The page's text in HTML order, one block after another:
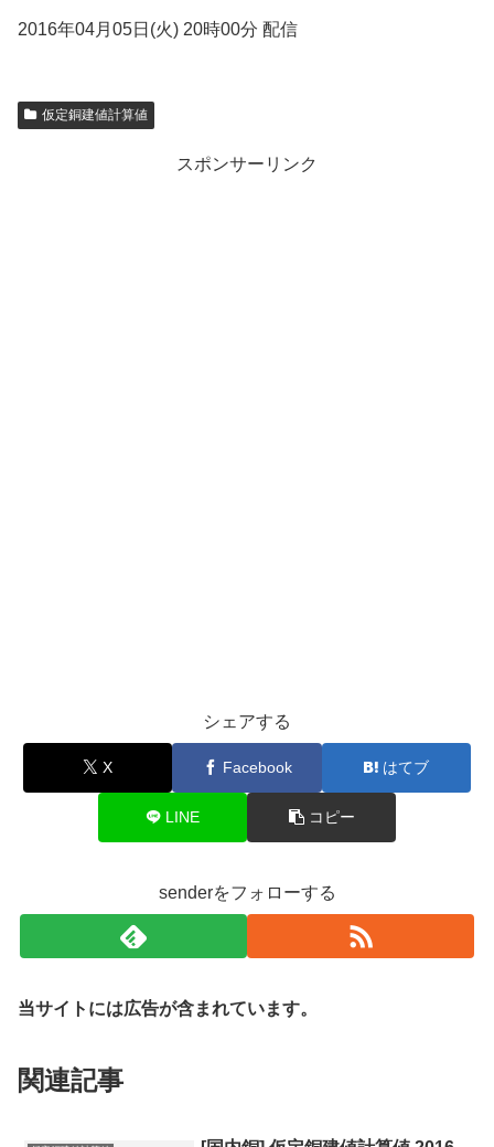
2016年04月05日(火) 20時00分 配信
仮定銅建値計算値
スポンサーリンク
シェアする
X Facebook はてブ
LINE コピー
senderをフォローする
当サイトには広告が含まれています。
関連記事